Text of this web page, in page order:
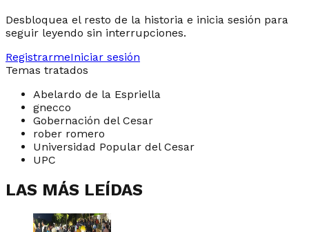
Desbloquea el resto de la historia e inicia sesión para
seguir leyendo sin interrupciones.
RegistrarmeIniciar sesión
Temas tratados
Abelardo de la Espriella
gnecco
Gobernación del Cesar
rober romero
Universidad Popular del Cesar
UPC
LAS MÁS LEÍDAS